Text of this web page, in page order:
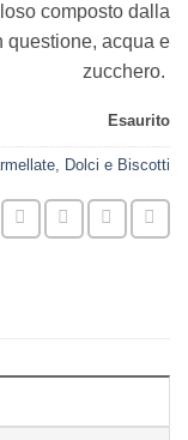
composto dalla
questione, acqua e
zucchero.
Esaurito
Dolci e Biscotti